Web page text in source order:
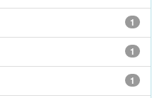
1
1
1